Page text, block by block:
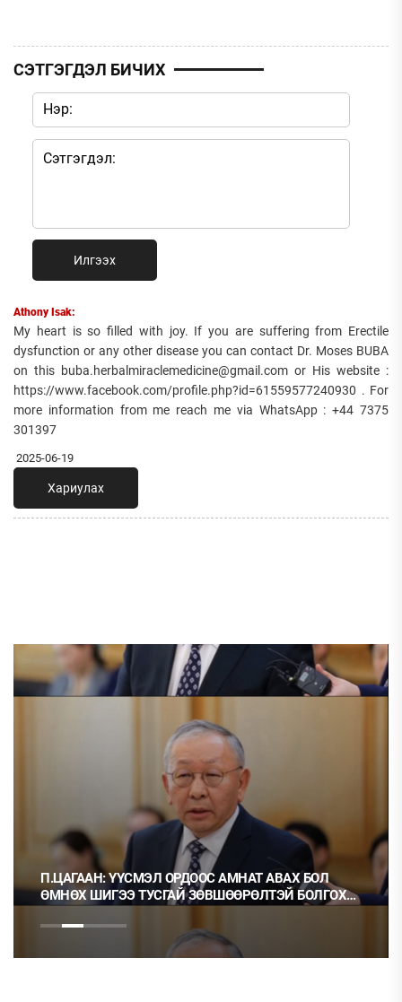
СЭТГЭГДЭЛ БИЧИХ
Илгээх
Athony Isak:
My heart is so filled with joy. If you are suffering from Erectile
dysfunction or any other disease you can contact Dr. Moses BUBA
on this buba.herbalmiraclemedicine@gmail.com or His website :
https://www.facebook.com/profile.php?id=61559577240930 . For
more information from me reach me via WhatsApp : +44 7375
301397
2025-06-19
Хариулах
П.ЦАГААН: ҮҮСМЭЛ ОРДООС АМНАТ АВАХ БОЛ
ӨМНӨХ ШИГЭЭ ТУСГАЙ ЗӨВШӨӨРӨЛТЭЙ БОЛГОХ